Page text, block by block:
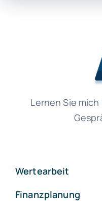
Lernen Sie
Wertearbeit
Finanzplanung